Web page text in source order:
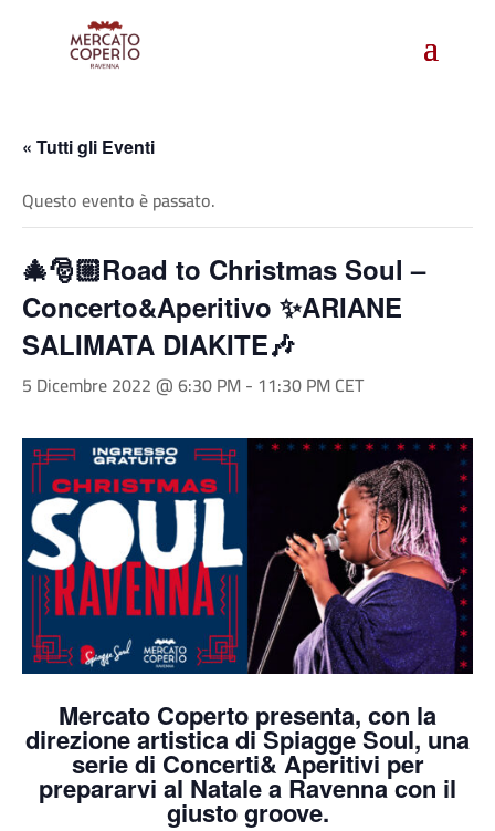
« Tutti gli Eventi
Questo evento è passato.
🎄🎅🏼Road to Christmas Soul –
Concerto&Aperitivo ✨ARIANE
SALIMATA DIAKITE🎶
5 Dicembre 2022 @ 6:30 PM- 11:30 PMCET
Mercato Coperto presenta, con la
direzione artistica di Spiagge Soul, una
serie di Concerti& Aperitivi per
prepararvi al Natale a Ravenna con il
giusto groove.